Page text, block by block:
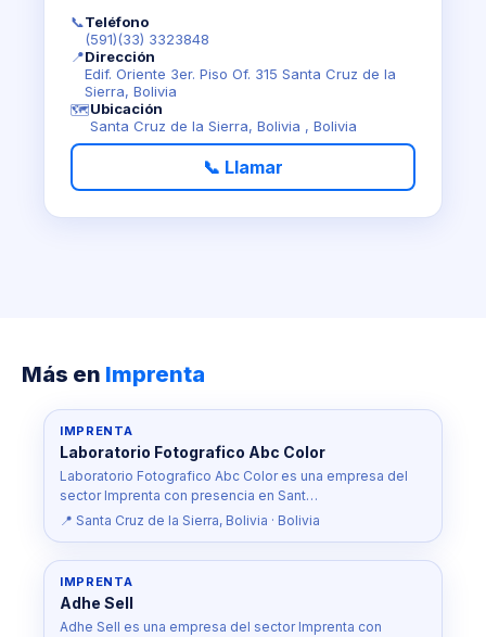
📞Teléfono
(591)(33) 3323848
📍Dirección
Edif. Oriente 3er. Piso Of. 315 Santa Cruz de la
Sierra, Bolivia
🗺️Ubicación
Santa Cruz de la Sierra, Bolivia , Bolivia
📞 Llamar
Más en Imprenta
IMPRENTA
Laboratorio Fotografico Abc Color
Laboratorio Fotografico Abc Color es una empresa del
sector Imprenta con presencia en Sant…
📍 Santa Cruz de la Sierra, Bolivia · Bolivia
IMPRENTA
Adhe Sell
Adhe Sell es una empresa del sector Imprenta con